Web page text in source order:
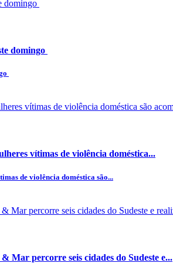
domingo
vítimas de violência doméstica...
de violência doméstica são...
Mar percorre seis cidades do Sudeste e...